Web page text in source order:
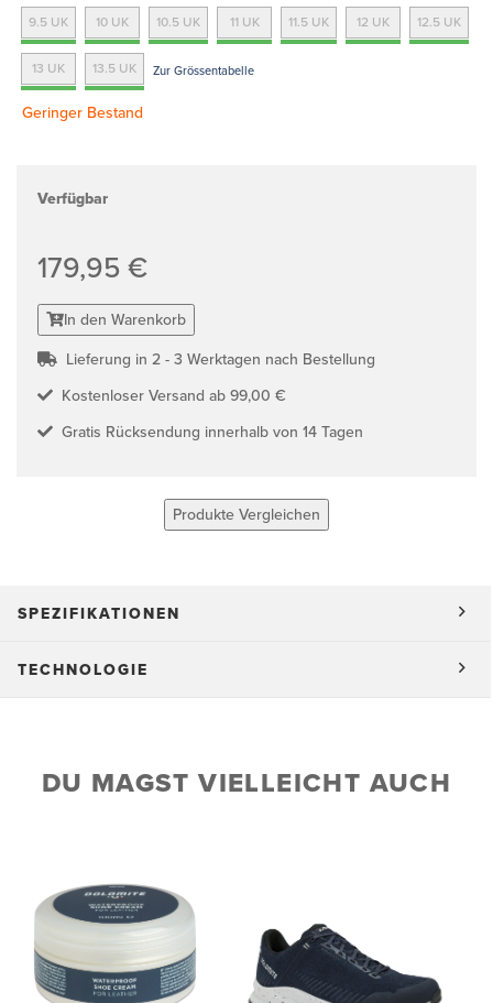
9.5 UK 10 UK 10.5 UK 11 UK 11.5 UK 12 UK 12.5 UK
13 UK 13.5 UK Zur Grössentabelle
Geringer Bestand
Verfügbar
179,95 €
In den Warenkorb
Lieferung in 2 - 3 Werktagen nach Bestellung
Kostenloser Versand ab 99,00 €
Gratis Rücksendung innerhalb von 14 Tagen
Produkte Vergleichen
SPEZIFIKATIONEN
TECHNOLOGIE
DU MAGST VIELLEICHT AUCH